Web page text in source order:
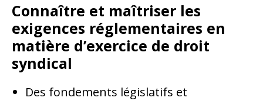
Connaître et maîtriser les
exigences réglementaires en
matière d’exercice de droit
syndical
Des fondements législatifs et